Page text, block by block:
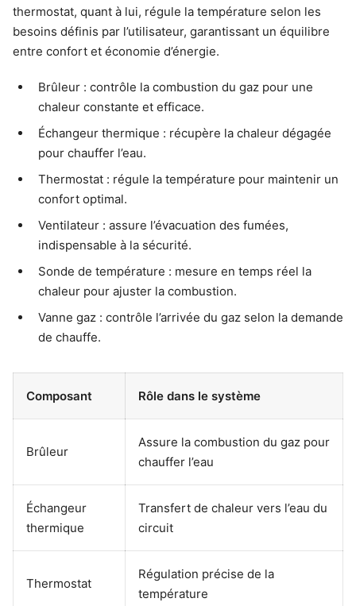
thermostat, quant à lui, régule la température selon les
besoins définis par l’utilisateur, garantissant un équilibre
entre confort et économie d’énergie.
Brûleur : contrôle la combustion du gaz pour une
chaleur constante et efficace.
Échangeur thermique : récupère la chaleur dégagée
pour chauffer l’eau.
Thermostat : régule la température pour maintenir un
confort optimal.
Ventilateur : assure l’évacuation des fumées,
indispensable à la sécurité.
Sonde de température : mesure en temps réel la
chaleur pour ajuster la combustion.
Vanne gaz : contrôle l’arrivée du gaz selon la demande
de chauffe.
Composant Rôle dans le système
Brûleur
Assure la combustion du gaz pour
chauffer l’eau
Échangeur
thermique
Transfert de chaleur vers l’eau du
circuit
Thermostat
Régulation précise de la
température